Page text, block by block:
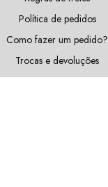
Política de pedidos
Como fazer um pedido?
Trocas e devoluções
Doações e patrocínios